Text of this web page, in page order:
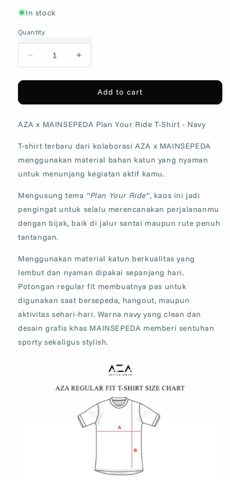
In stock
Quantity
Decrease
quantity
for
x
Plan
Ride
T-
Shirt
-
Increase
quantity
for
x
Plan
Ride
T-
-
Add to cart
AZA x MAINSEPEDA Plan Your Ride T-Shirt - Navy
T-shirt terbaru dari kolaborasi AZA x MAINSEPEDA
menggunakan material bahan katun yang nyaman
untuk menunjang kegiatan aktif kamu.
Mengusung tema “Plan Your Ride”, kaos ini jadi
pengingat untuk selalu merencanakan perjalananmu
dengan bijak, baik di jalur santai maupun rute penuh
tantangan.
Menggunakan material katun berkualitas yang
lembut dan nyaman dipakai sepanjang hari.
Potongan regular fit membuatnya pas untuk
digunakan saat bersepeda, hangout, maupun
aktivitas sehari-hari. Warna navy yang clean dan
desain grafis khas MAINSEPEDA memberi sentuhan
sporty sekaligus stylish.